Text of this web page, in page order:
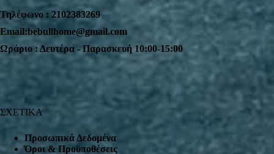
Τηλέφωνο : 2102383269
Email:bebullhome@gmail.com
Ωράριο : Δευτέρα - Παρασκευή 10:00-15:00
ΣΧΕΤΙΚΑ
Προσωπικά Δεδομένα
Όροι & Προϋποθέσεις